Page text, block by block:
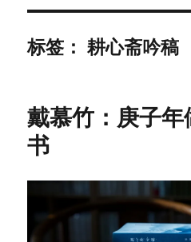
标签：耕心斋吟稿
戴慕竹：庚子
书